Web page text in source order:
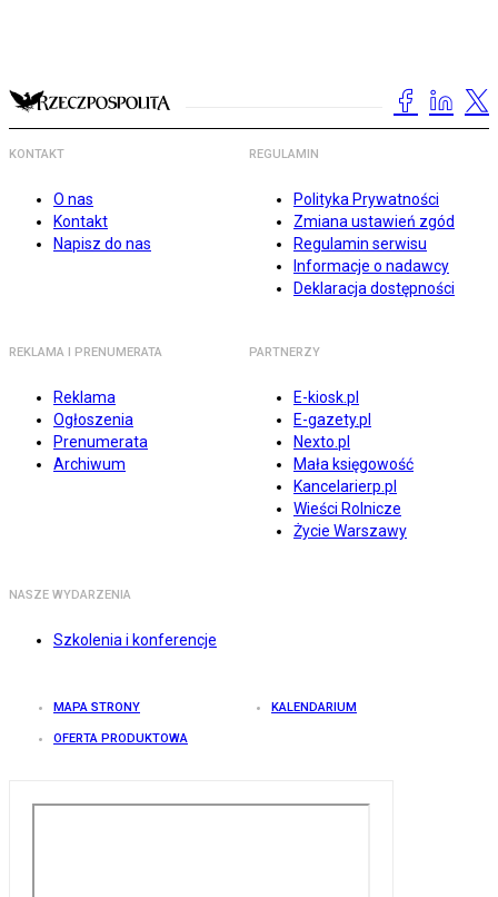
KONTAKT
O nas
Kontakt
Napisz do nas
REGULAMIN
Polityka Prywatności
Zmiana ustawień zgód
Regulamin serwisu
Informacje o nadawcy
Deklaracja dostępności
REKLAMA I PRENUMERATA
Reklama
Ogłoszenia
Prenumerata
Archiwum
PARTNERZY
E-kiosk.pl
E-gazety.pl
Nexto.pl
Mała księgowość
Kancelarierp.pl
Wieści Rolnicze
Życie Warszawy
NASZE WYDARZENIA
Szkolenia i konferencje
MAPA STRONY KALENDARIUM
OFERTA PRODUKTOWA